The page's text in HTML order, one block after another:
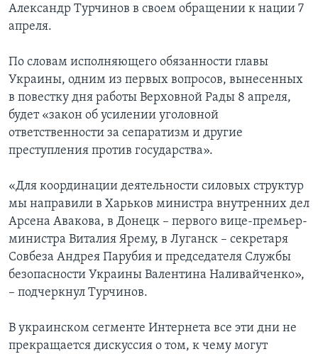
Александр Турчинов в своем обращении к нации 7
апреля.
По словам исполняющего обязанности главы
Украины, одним из первых вопросов, вынесенных
в повестку дня работы Верховной Рады 8 апреля,
будет «закон об усилении уголовной
ответственности за сепаратизм и другие
преступления против государства».
«Для координации деятельности силовых структур
мы направили в Харьков министра внутренних дел
Арсена Авакова, в Донецк – первого вице-премьер-
министра Виталия Ярему, в Луганск – секретаря
Совбеза Андрея Парубия и председателя Службы
безопасности Украины Валентина Наливайченко»,
– подчеркнул Турчинов.
В украинском сегменте Интернета все эти дни не
прекращается дискуссия о том, к чему могут